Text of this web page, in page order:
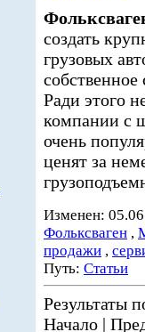
создать
грузовых
собственное
Ради этого
компании с
очень
ценят за
Изменен:
Фольксваген ,
продажи ,
Путь: Статьи
Результаты
Начало |